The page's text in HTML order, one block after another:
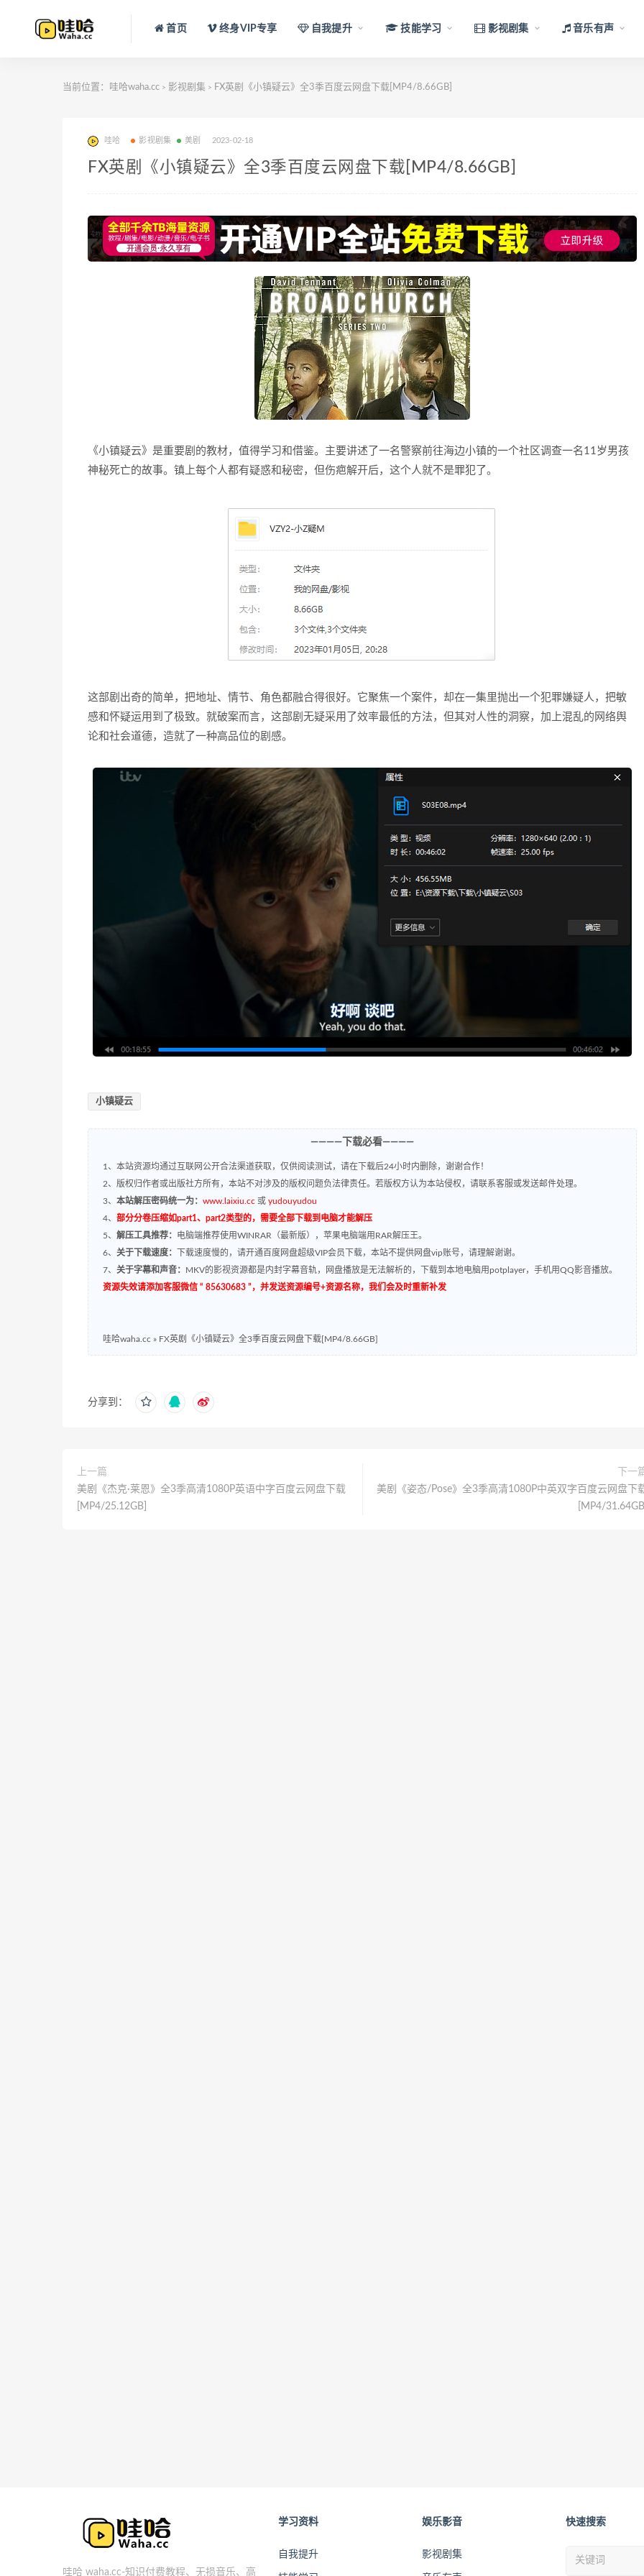
首页 终身VIP专享 自我提升 技能学习 影视剧集 音乐有声
当前位置： 哇哈waha.cc > 影视剧集 > FX英剧《小镇疑云》全3季百度云网盘下载[MP4/8.66GB]
哇哈 影视剧集 美剧 2023-02-18
FX英剧《小镇疑云》全3季百度云网盘下载[MP4/8.66GB]
《小镇疑云》是重要剧的教材，值得学习和借鉴。主要讲述了一名警察前往海边小镇的一个社区调查一名11岁男孩
神秘死亡的故事。镇上每个人都有疑惑和秘密，但伤疤解开后，这个人就不是罪犯了。
这部剧出奇的简单，把地址、情节、角色都融合得很好。它聚焦一个案件，却在一集里抛出一个犯罪嫌疑人，把敏
感和怀疑运用到了极致。就破案而言，这部剧无疑采用了效率最低的方法，但其对人性的洞察，加上混乱的网络舆
论和社会道德，造就了一种高品位的剧感。
小镇疑云
————下载必看————
1、本站资源均通过互联网公开合法渠道获取，仅供阅读测试，请在下载后24小时内删除，谢谢合作！
2、版权归作者或出版社方所有，本站不对涉及的版权问题负法律责任。若版权方认为本站侵权，请联系客服或发送邮件处理。
3、 本站解压密码统一为： www.laixiu.cc 或 yudouyudou
4、 部分分卷压缩如part1、part2类型的，需要全部下载到电脑才能解压
5、 解压工具推荐： 电脑端推荐使用WINRAR（最新版），苹果电脑端用RAR解压王。
6、 关于下载速度：
下载速度慢的，请开通百度网盘超级VIP会员下载，本站不提供网盘vip账号，请理解谢谢。
7、 关于字幕和声音： MKV的影视资源都是内封字幕音轨，网盘播放是无法解析的，下载到本地电脑用potplayer，手机用QQ影音播放。
资源失效请添加客服微信 “ 85630683 ”，并发送资源编号+资源名称，我们会及时重新补发
哇哈waha.cc » FX英剧《小镇疑云》全3季百度云网盘下载[MP4/8.66GB]
分享到：
上一篇
美剧《杰克·莱恩》全3季高清1080P英语中字百度云网盘下载
[MP4/25.12GB]
下一
美剧《姿态/Pose》全3季高清1080P中英双字百度云网盘下
[MP4/
哇哈 waha.cc-知识付费教程、无损音乐、高
学习资料
自我提升
娱乐影音
影视剧集
快速搜索